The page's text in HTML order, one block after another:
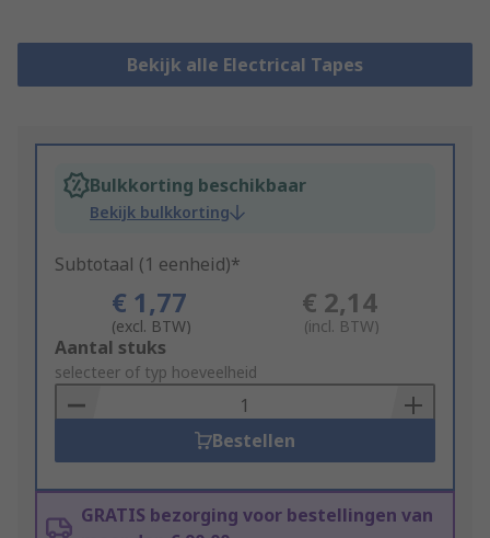
Bekijk alle Electrical Tapes
Bulkkorting beschikbaar
Bekijk bulkkorting
Subtotaal (1 eenheid)*
€ 1,77
(excl. BTW)
€ 2,14
(incl. BTW)
Add
to
Basket
Aantal stuks
selecteer of typ hoeveelheid
Bestellen
GRATIS bezorging voor bestellingen van